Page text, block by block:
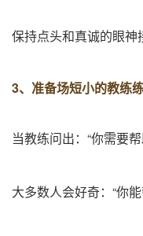
保持点头和真诚的眼神
3、 准备场短小的教练
当教练问出：“你需要
大多数人会好奇：“你